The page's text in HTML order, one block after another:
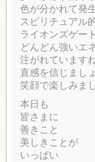
色が分かれて発
スピリチュアル
ライオンズゲー
どんどん強いエ
注がれていますね
直感を信じまし
笑顔で楽しみま
本日も
皆さまに
善きこと
美しきことが
いっぱい